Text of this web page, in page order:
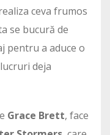
ceva frumos
se bucură de
pentru a aduce o
deja
Grace Brett, face